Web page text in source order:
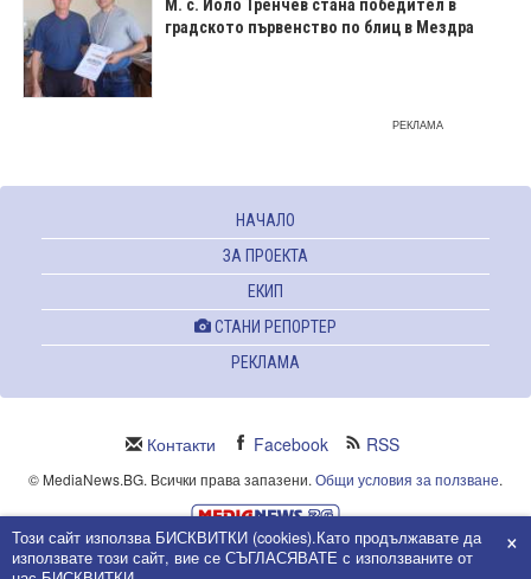
М. с. Йоло Тренчев стана победител в
градското първенство по блиц в Мездра
РЕКЛАМА
НАЧАЛО
ЗА ПРОЕКТА
ЕКИП
СТАНИ РЕПОРТЕР
РЕКЛАМА
Контакти Facebook RSS
© MediaNews.BG. Всички права запазени. Общи условия за ползване.
Powered and owned by Intersat Ltd.
Собственост на Интерсат ООД.
Този сайт използва БИСКВИТКИ (cookies).Като продължавате да
използвате този сайт, вие се СЪГЛАСЯВАТЕ с използваните от
×